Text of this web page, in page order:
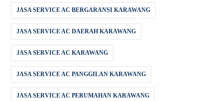
JASA SERVICE AC BERGARANSI KARAWANG
JASA SERVICE AC DAERAH KARAWANG
JASA SERVICE AC KARAWANG
JASA SERVICE AC PANGGILAN KARAWANG
JASA SERVICE AC PERUMAHAN KARAWANG